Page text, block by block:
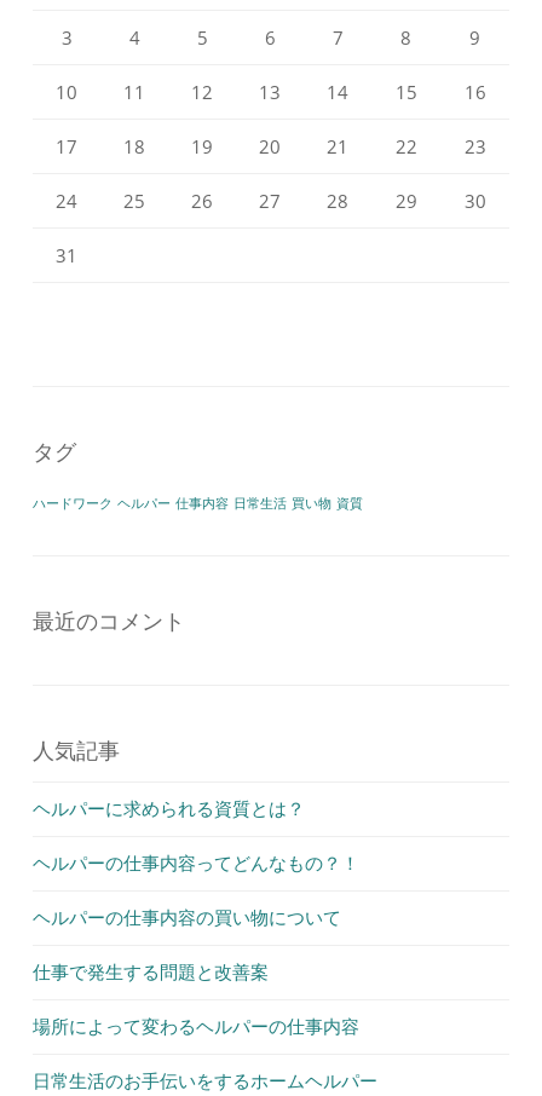
3 4 5 6 7 8 9
10 11 12 13 14 15 16
17 18 19 20 21 22 23
24 25 26 27 28 29 30
31
タグ
ハードワーク ヘルパー 仕事内容 日常生活 買い物 資質
最近のコメント
人気記事
ヘルパーに求められる資質とは？
ヘルパーの仕事内容ってどんなもの？！
ヘルパーの仕事内容の買い物について
仕事で発生する問題と改善案
場所によって変わるヘルパーの仕事内容
日常生活のお手伝いをするホームヘルパー